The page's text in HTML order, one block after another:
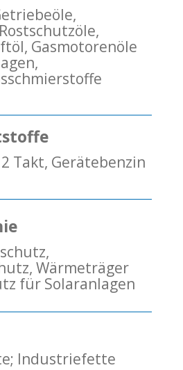
Gasmotorenöle
Takt, Gerätebenzin
Wärmeträger
für Solaranlagen
Industriefette